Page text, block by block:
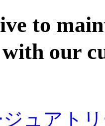
to
our
ュアト